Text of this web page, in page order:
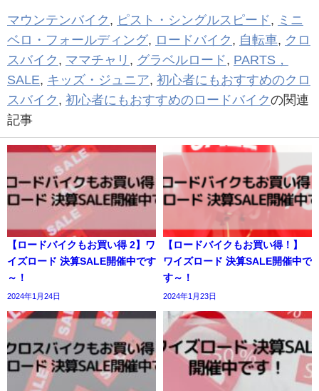
マウンテンバイク , ピスト・シングルスピード, ミニ
ベロ・フォールディング, ロードバイク , 自転車, クロ
スバイク , ママチャリ , グラベルロード, PARTS，
SALE, キッズ・ジュニア, 初心者にもおすすめのクロ
スバイク , 初心者にもおすすめのロードバイクの関連
記事
【ロードバイクもお買い得 2】ワ
イズロード 決算SALE開催中です
～！
2024年1月24日
【ロードバイクもお買い得！】
ワイズロード 決算SALE開催中で
す～！
2024年1月23日